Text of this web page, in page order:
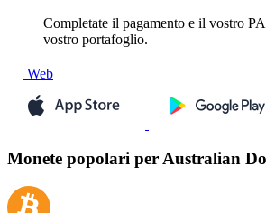
Completate il pagamento e il vostro
vostro portafoglio.
Web
Monete popolari per Australian